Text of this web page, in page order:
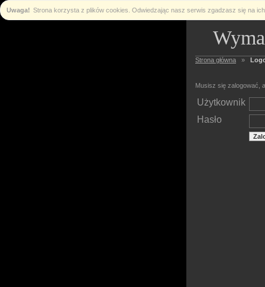
Uwaga! Strona korzysta z plików cookies. Odwiedzając nasz serwis zgadzasz się na
Strona główna »
Musisz się zalogować,
Użytkownik
Hasło